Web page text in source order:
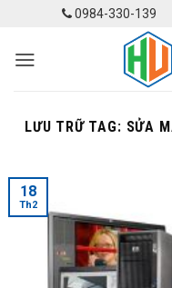
content
0984-330-139
LƯU TRỮ TAG: SỬA
18
Th2